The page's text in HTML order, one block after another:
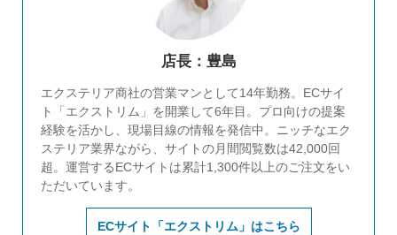
店長：豊島
エクステリア商社の営業マンとして14年勤務。ECサイ
ト「エクストリム」を開業して6年目。プロ向けの提案
経験を活かし、現場目線の情報を発信中。ニッチなエク
ステリア業界ながら、サイトの月間閲覧数は42,000回
超。運営するECサイトは累計1,300件以上のご注文をい
ただいています。
ECサイト「エクストリム」はこちら